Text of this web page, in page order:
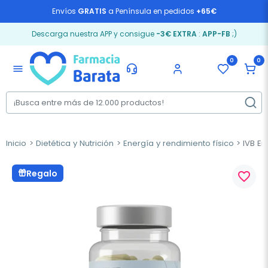
Envíos GRATIS a Península en pedidos +65€
Descarga nuestra APP y consigue -3€ EXTRA: APP-FB ;)
menu
0 0
Inicio Dietética y Nutrición Energía y rendimiento físico IVB
Regalo favorite_border